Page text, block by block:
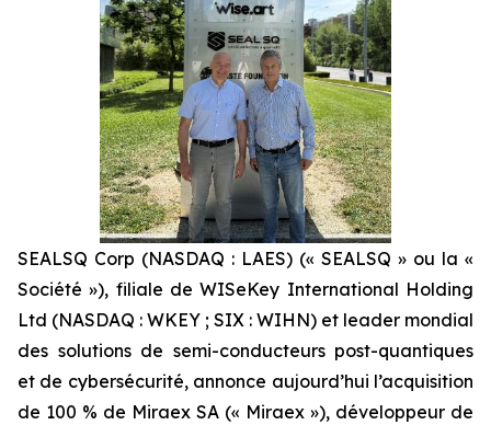
SEALSQ Corp (NASDAQ : LAES) (« SEALSQ » ou la «
Société »), filiale de WISeKey International Holding
Ltd (NASDAQ : WKEY ; SIX : WIHN) et leader mondial
des solutions de semi-conducteurs post-quantiques
et de cybersécurité, annonce aujourd’hui l’acquisition
de 100 % de Miraex SA (« Miraex »), développeur de